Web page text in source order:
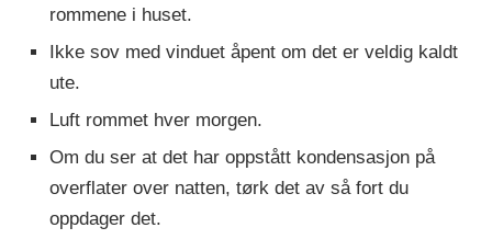
rommene i huset.
Ikke sov med vinduet åpent om det er veldig kaldt
ute.
Luft rommet hver morgen.
Om du ser at det har oppstått kondensasjon på
overflater over natten, tørk det av så fort du
oppdager det.